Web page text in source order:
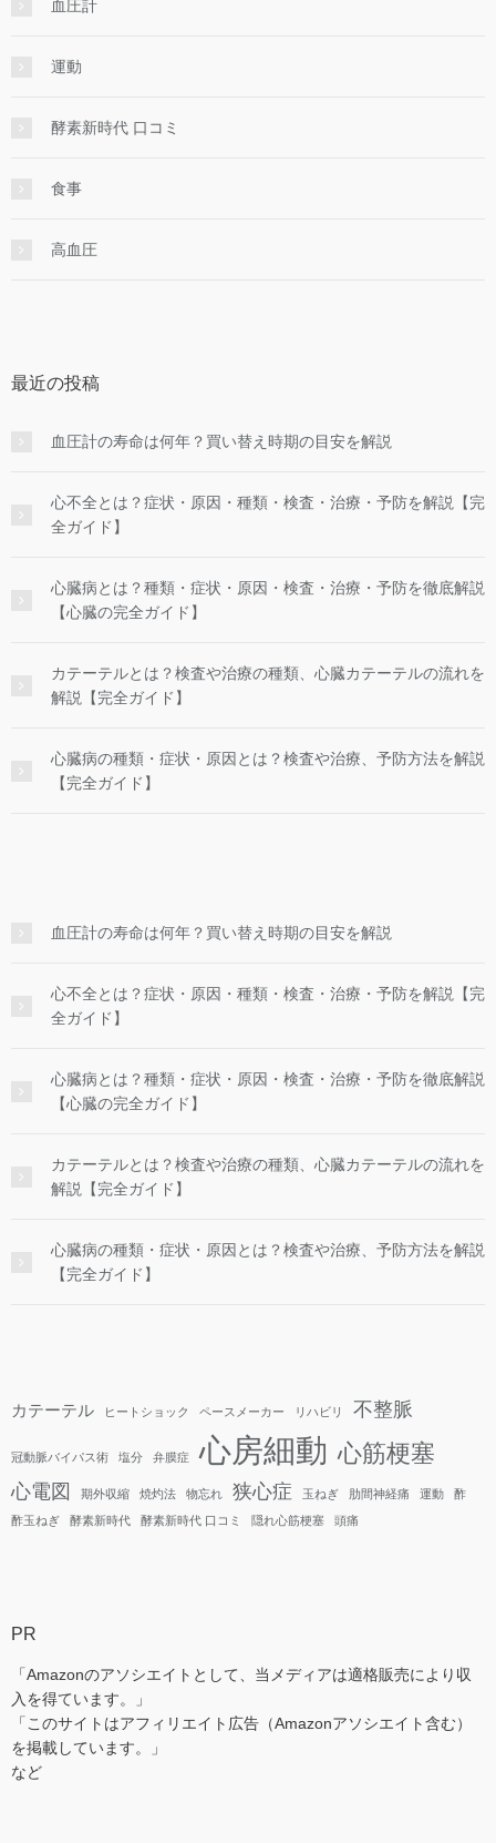
血圧計
運動
酵素新時代 口コミ
食事
高血圧
最近の投稿
血圧計の寿命は何年？買い替え時期の目安を解説
心不全とは？症状・原因・種類・検査・治療・予防を解説【完
全ガイド】
心臓病とは？種類・症状・原因・検査・治療・予防を徹底解説
【心臓の完全ガイド】
カテーテルとは？検査や治療の種類、心臓カテーテルの流れを
解説【完全ガイド】
心臓病の種類・症状・原因とは？検査や治療、予防方法を解説
【完全ガイド】
血圧計の寿命は何年？買い替え時期の目安を解説
心不全とは？症状・原因・種類・検査・治療・予防を解説【完
全ガイド】
心臓病とは？種類・症状・原因・検査・治療・予防を徹底解説
【心臓の完全ガイド】
カテーテルとは？検査や治療の種類、心臓カテーテルの流れを
解説【完全ガイド】
心臓病の種類・症状・原因とは？検査や治療、予防方法を解説
【完全ガイド】
カテーテル ヒートショック ペースメーカー リハビリ 不整脈
冠動脈バイパス術 塩分 弁膜症 心房細動 心筋梗塞
心電図 期外収縮 焼灼法 物忘れ 狭心症 玉ねぎ 肋間神経痛 運動
酢
酢玉ねぎ
酵素新時代 酵素新時代 口コミ 隠れ心筋梗塞 頭痛
PR
「Amazonのアソシエイトとして、当メディアは適格販売により収
入を得ています。」
「このサイトはアフィリエイト広告（Amazonアソシエイト含む）
を掲載しています。」
など